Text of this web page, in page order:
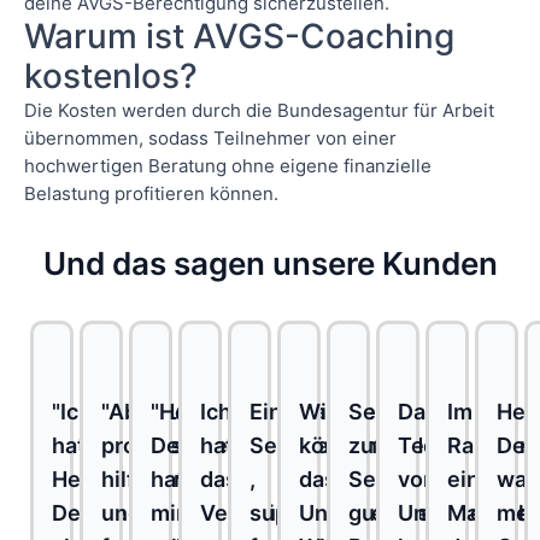
Warum ist AVGS-Coaching
kostenlos?
Die Kosten werden durch die Bundesagentur für Arbeit
übernommen, sodass Teilnehmer von einer
hochwertigen Beratung ohne eigene finanzielle
Belastung profitieren können.
Und das sagen unsere Kunden
"Ich
hatte
Herr
Deuble
"Absolut
professionell,
hilfsbereit
und
"Herr
Deuble
hat
mir
Ich
hatte
das
Vergnügen,
Einzigartiger
Service
,
super
Wir
können
das
Unternehmens-
Sehr
zufrieden.
Sehr
gute
Das
Team
von
Im
Rahmen
einerwar